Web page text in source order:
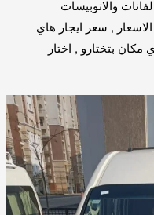
والاتوبيسات
, سعر ايجار هاي
بتختارو , اختار